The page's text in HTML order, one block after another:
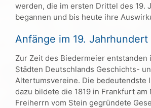
werden, die im ersten Drittel des 19.
begannen und bis heute ihre
Anfänge im 19. Jahrhundert
Zur Zeit des Biedermeier entstanden
Städten Deutschlands Geschichts-
Altertumsvereine. Die bedeutendste
dazu bildete die 1819 in Frankfurt am
Freiherrn vom Stein gegründete